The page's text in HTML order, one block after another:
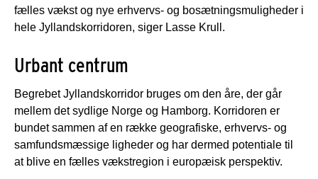
fælles vækst og nye erhvervs- og bosætningsmuligheder i
hele Jyllandskorridoren, siger Lasse Krull.
Urbant centrum
Begrebet Jyllandskorridor bruges om den åre, der går
mellem det sydlige Norge og Hamborg. Korridoren er
bundet sammen af en række geografiske, erhvervs- og
samfundsmæssige ligheder og har dermed potentiale til
at blive en fælles vækstregion i europæisk perspektiv.